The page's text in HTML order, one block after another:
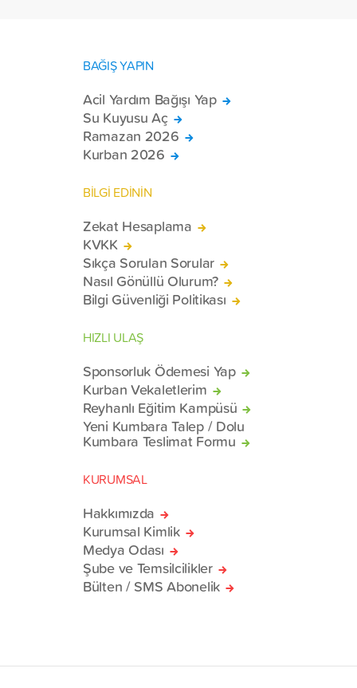
BAĞIŞ YAPIN
Acil Yardım Bağışı Yap
Su Kuyusu Aç
Ramazan 2026
Kurban 2026
BİLGİ EDİNİN
Zekat Hesaplama
KVKK
Sıkça Sorulan Sorular
Nasıl Gönüllü Olurum?
Bilgi Güvenliği Politikası
HIZLI ULAŞ
Sponsorluk Ödemesi Yap
Kurban Vekaletlerim
Reyhanlı Eğitim Kampüsü
Yeni Kumbara Talep / Dolu
Kumbara Teslimat Formu
KURUMSAL
Hakkımızda
Kurumsal Kimlik
Medya Odası
Şube ve Temsilcilikler
Bülten / SMS Abonelik